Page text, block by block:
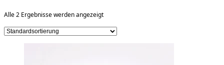
Alle 2 Ergebnisse werden angezeigt